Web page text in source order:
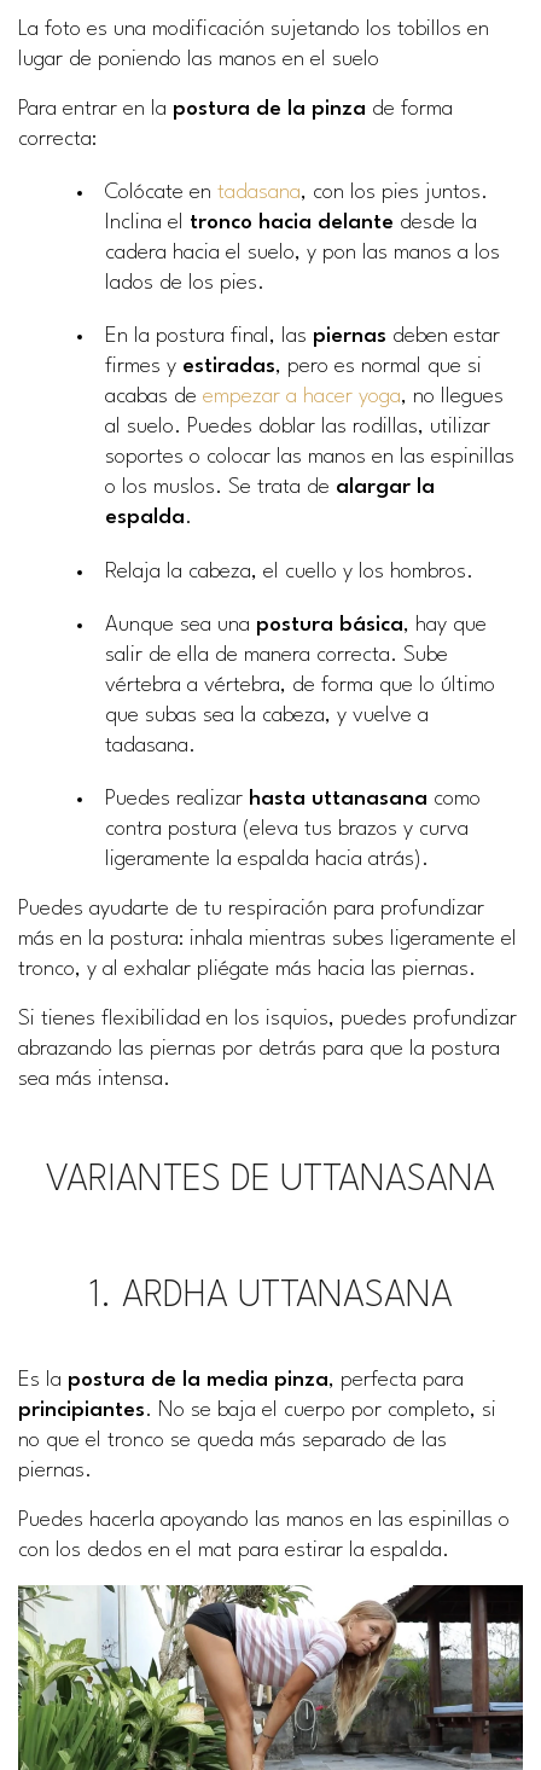
La foto es una modificación sujetando los tobillos en
lugar de poniendo las manos en el suelo
Para entrar en la postura de la pinza de forma
correcta:
Colócate en tadasana, con los pies juntos.
Inclina el tronco hacia delante desde la
cadera hacia el suelo, y pon las manos a los
lados de los pies.
En la postura final, las piernas deben estar
firmes y estiradas, pero es normal que si
acabas de empezar a hacer yoga, no llegues
al suelo. Puedes doblar las rodillas, utilizar
soportes o colocar las manos en las espinillas
o los muslos. Se trata de alargar la
espalda.
Relaja la cabeza, el cuello y los hombros.
Aunque sea una postura básica, hay que
salir de ella de manera correcta. Sube
vértebra a vértebra, de forma que lo último
que subas sea la cabeza, y vuelve a
tadasana.
Puedes realizar hasta uttanasana como
contra postura (eleva tus brazos y curva
ligeramente la espalda hacia atrás).
Puedes ayudarte de tu respiración para profundizar
más en la postura: inhala mientras subes ligeramente el
tronco, y al exhalar pliégate más hacia las piernas.
Si tienes flexibilidad en los isquios, puedes profundizar
abrazando las piernas por detrás para que la postura
sea más intensa.
VARIANTES DE UTTANASANA
1. ARDHA UTTANASANA
Es la postura de la media pinza, perfecta para
principiantes. No se baja el cuerpo por completo, si
no que el tronco se queda más separado de las
piernas.
Puedes hacerla apoyando las manos en las espinillas o
con los dedos en el mat para estirar la espalda.